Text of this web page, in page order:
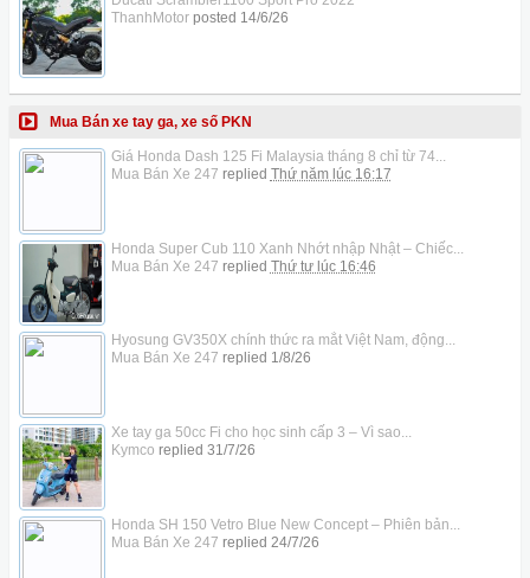
ThanhMotorposted 14/6/26
Mua Bán xe tay ga, xe số PKN
Giá Honda Dash 125 Fi Malaysia tháng 8 chỉ từ 74...
Mua Bán Xe 247 replied Thứ năm lúc 16:17
Honda Super Cub 110 Xanh Nhớt nhập Nhật – Chiếc...
Mua Bán Xe 247 replied Thứ tư lúc 16:46
Hyosung GV350X chính thức ra mắt Việt Nam, động...
Mua Bán Xe 247 replied 1/8/26
Xe tay ga 50cc Fi cho học sinh cấp 3 – Vì sao...
Kymco replied 31/7/26
Honda SH 150 Vetro Blue New Concept – Phiên bản...
Mua Bán Xe 247 replied 24/7/26